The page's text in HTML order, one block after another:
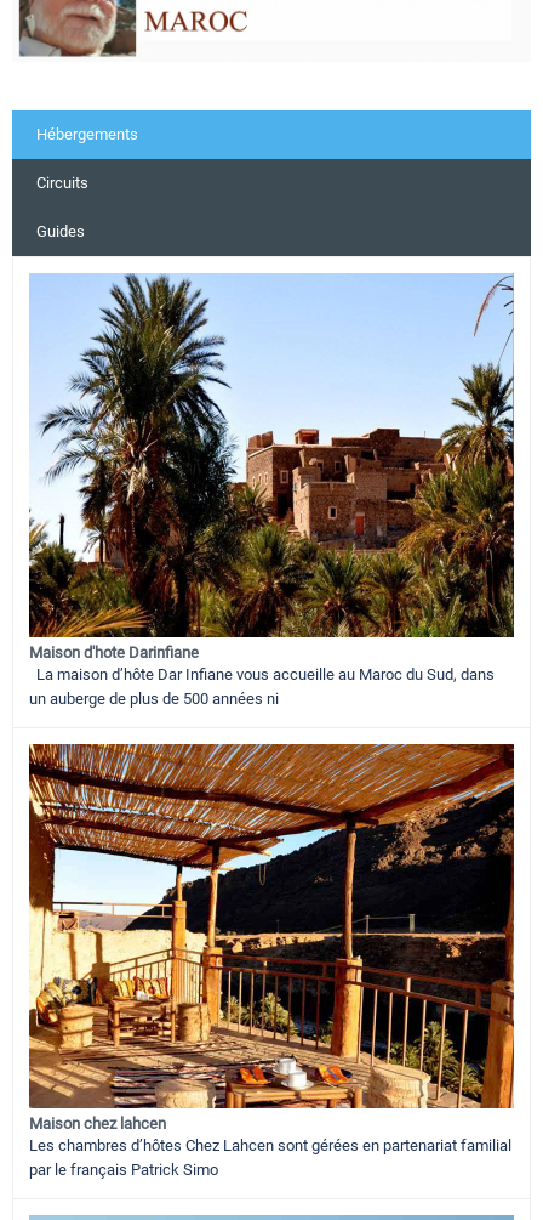
Hébergements
Circuits
Guides
Maison d'hote Darinfiane
La maison d’hôte Dar Infiane vous accueille au Maroc du Sud, dans
un auberge de plus de 500 années ni
Maison chez lahcen
Les chambres d’hôtes Chez Lahcen sont gérées en partenariat familial
par le français Patrick Simo